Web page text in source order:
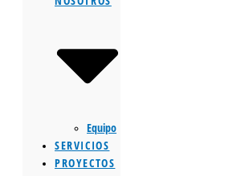
Equipo
SERVICIOS
PROYECTOS